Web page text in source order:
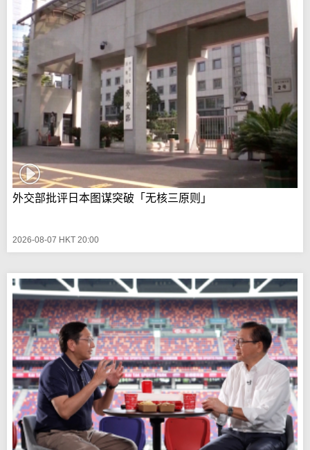
外交部批评日本图谋突破「无核三原则」
2026-08-07 HKT 20:00